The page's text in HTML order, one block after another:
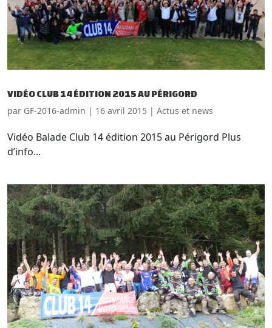
VIDÉO CLUB 14 ÉDITION 2015 AU PÉRIGORD
par GF-2016-admin | 16 avril 2015 | Actus et news
Vidéo Balade Club 14 édition 2015 au Périgord Plus
d’info...